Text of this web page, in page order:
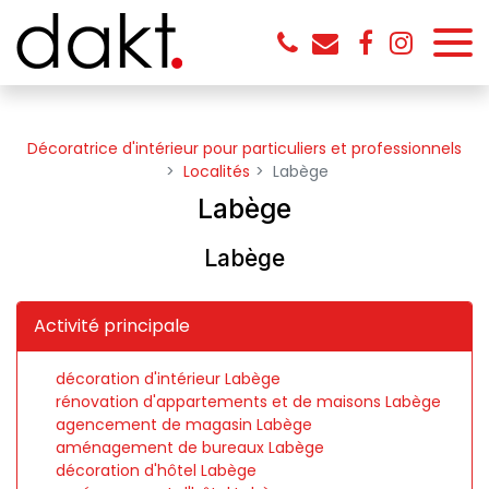
Décoratrice d'intérieur pour particuliers et professionnels
Localités
Labège
Labège
Labège
Activité principale
décoration d'intérieur Labège
rénovation d'appartements et de maisons Labège
agencement de magasin Labège
aménagement de bureaux Labège
décoration d'hôtel Labège
Panneau de gestion des cookies